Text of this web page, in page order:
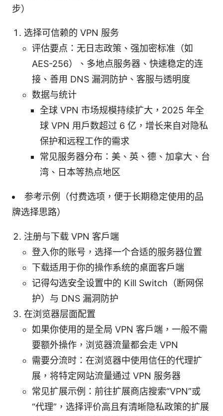
步）
选择可信赖的 VPN 服务
评估要点：无日志政策、强加密标准（如
AES-256）、多地点服务器、快速稳定的连
接、善用 DNS 漏洞防护、客服与透明度
数据与统计
全球 VPN 市场规模持续扩大，2025 年全
球 VPN 用户数超过 6 亿，增长来自对隐私
保护和远程工作的需求
常见服务器分布：美、英、德、加拿大、台
湾、日本等热点地区
参考示例（付费选项，便于长期稳定使用的品
牌选择思路）
注册与下载 VPN 客户端
登入你的账号，选择一个合适的服务器位置
下载适用于你的操作系统的桌面客户端
记得勾选安全设置中的 Kill Switch（断网保
护）与 DNS 漏洞防护
在浏览器层面配置
如果你使用的是全局 VPN 客户端，一般不需
要额外操作，浏览器流量都会走 VPN
需要分流时：在浏览器中使用信任的代理扩
展，将特定网站流量通过 VPN 服务器
常见扩展示例：前往扩展商店搜索“VPN”或
“代理”，选择评价高且有清晰隐私政策的扩展